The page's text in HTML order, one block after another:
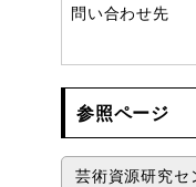
問い合わせ先
参照ページ
芸術資源研究セ